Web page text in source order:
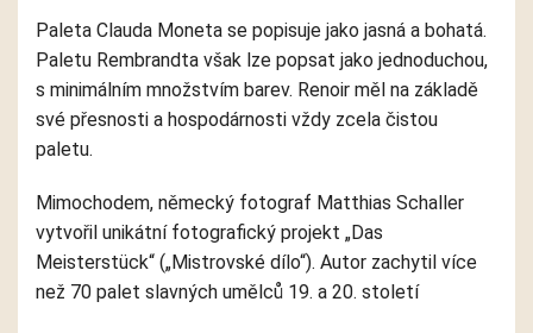
Paleta Clauda Moneta se popisuje jako jasná a bohatá.
Paletu Rembrandta však lze popsat jako jednoduchou,
s minimálním množstvím barev. Renoir měl na základě
své přesnosti a hospodárnosti vždy zcela čistou
paletu.
Mimochodem, německý fotograf Matthias Schaller
vytvořil unikátní fotografický projekt „Das
Meisterstück“ („Mistrovské dílo“). Autor zachytil více
než 70 palet slavných umělců 19. a 20. století